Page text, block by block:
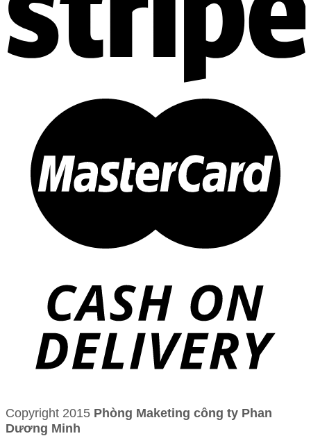
Copyright 2015 Phòng Maketing công ty Phan
Dương Minh